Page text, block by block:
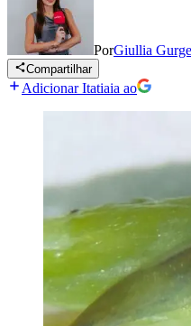
PorGiullia
Compartilhar
Adicionar Itatiaia ao